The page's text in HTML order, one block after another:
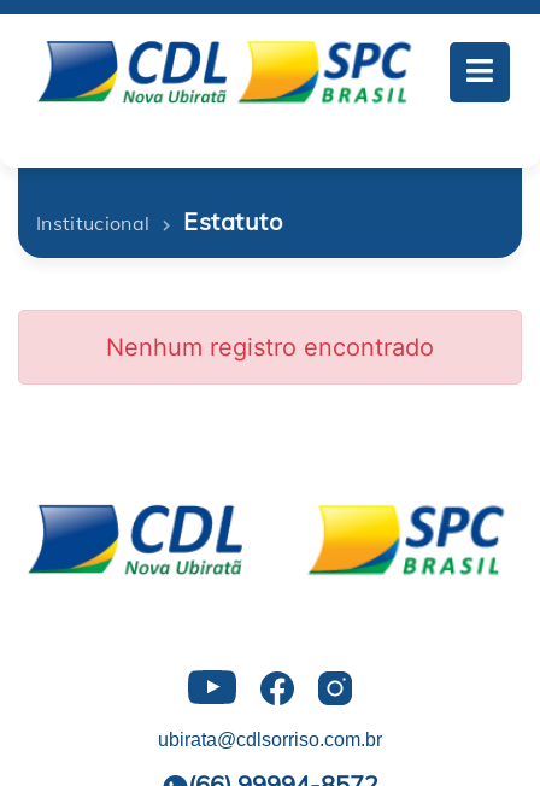
Institucional Estatuto
Nenhum registro encontrado
ubirata@cdlsorriso.com.br